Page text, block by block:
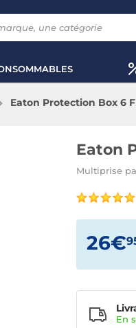
Eaton Protection Box 6
Eaton
Multiprise
26€
En